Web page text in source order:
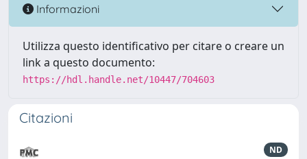
Informazioni
Utilizza questo identificativo per citare o creare un
link a questo documento:
https://hdl.handle.net/10447/704603
Citazioni
ND